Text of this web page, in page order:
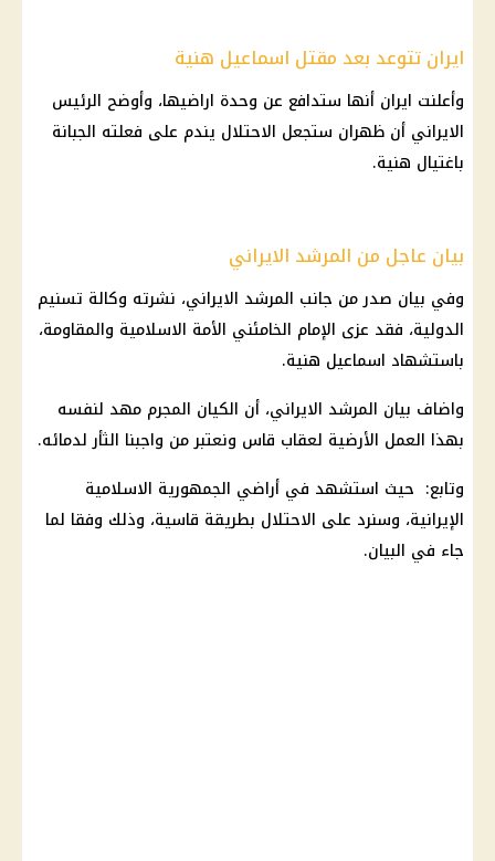
ايران تتوعد بعد مقتل اسماعيل هنية
وأعلنت ايران أنها ستدافع عن وحدة اراضيها، وأوضح الرئيس
الايراني أن ظهران ستجعل الاحتلال يندم على فعلته الجبانة
باغتيال هنية.
بيان عاجل من المرشد الايراني
وفي بيان صدر من جانب المرشد الايراني، نشرته وكالة تسنيم
الدولية، فقد عزى الإمام الخامئني الأمة الاسلامية والمقاومة،
باستشهاد اسماعيل هنية.
واضاف بيان المرشد الايراني، أن الكيان المجرم مهد لنفسه
بهذا العمل الأرضية لعقاب قاس ونعتبر من واجبنا الثأر لدمائه.
وتابع: حيث استشهد في أراضي الجمهورية الاسلامية
الإيرانية، وسنرد على الاحتلال بطريقة قاسية، وذلك وفقا لما
جاء في البيان.